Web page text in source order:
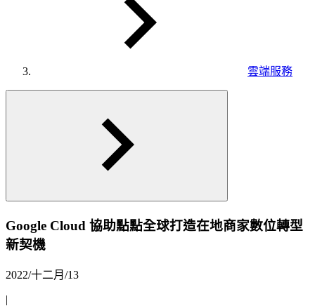
雲端服務
Google Cloud 協助點點全球打造在地商家數位轉型
新契機
2022/十二月/13
|